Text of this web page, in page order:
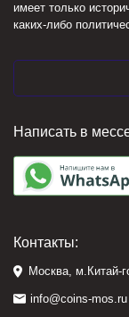
имеет только
каких-либо
Написать в
Контакты:
Москва, м.Китай-
info@coins-mos.ru